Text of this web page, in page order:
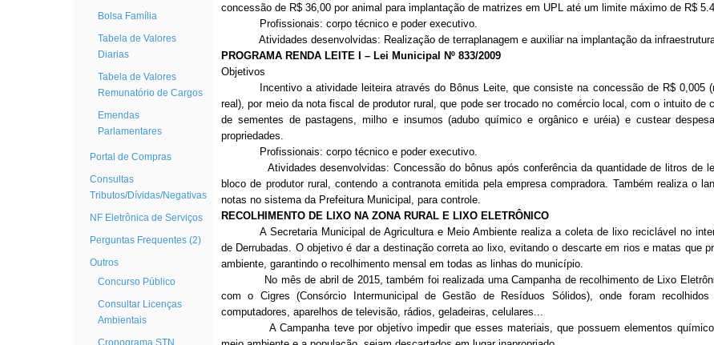
Bolsa Família
Tabela de Valores
Diarias
Tabela de Valores
Remunatório de Cargos
Emendas
Parlamentares
Portal de Compras
Consultas
Tributos/Dívidas/Negativas
NF Eletrônica de Serviços
Perguntas Frequentes (2)
Outros
Concurso Público
Consultar Licenças
Ambientais
Cronograma STN
concessão de R$ 36,00 por animal para implantação de matrizes em UPL até um limite máximo de R$
Profissionais: corpo técnico e poder executivo.
Atividades desenvolvidas: Realização de terraplanagem e auxiliar na implantação da
PROGRAMA RENDA LEITE I – Lei Municipal Nº 833/2009
Objetivos
Incentivo a atividade leiteira através do Bônus Leite, que consiste na concessão de R$ 0,005
real), por meio da nota fiscal de produtor rural, que pode ser trocado no comércio local, com o intuito de
de sementes de pastagens, milho e insumos (adubo químico e orgânico e uréia) e custear
propriedades.
Profissionais: corpo técnico e poder executivo.
Atividades desenvolvidas: Concessão do bônus após conferência da quantidade de litros de
bloco de produtor rural, contendo a contranota emitida pela empresa compradora. Também realiza o
notas no sistema da Prefeitura Municipal, para controle.
RECOLHIMENTO DE LIXO NA ZONA RURAL E LIXO ELETRÔNICO
A Secretaria Municipal de Agricultura e Meio Ambiente realiza a coleta de lixo reciclável no
de Derrubadas. O objetivo é dar a destinação correta ao lixo, evitando o descarte em rios e matas que
ambiente, garantindo o recolhimento mensal em todas as linhas do município.
No mês de abril de 2015, também foi realizada uma Campanha de recolhimento de Lixo
com o Cigres (Consórcio Intermunicipal de Gestão de Resíduos Sólidos), onde foram recolhidos
computadores, aparelhos de televisão, rádios, geladeiras, celulares...
A Campanha teve por objetivo impedir que esses materiais, que possuem elementos